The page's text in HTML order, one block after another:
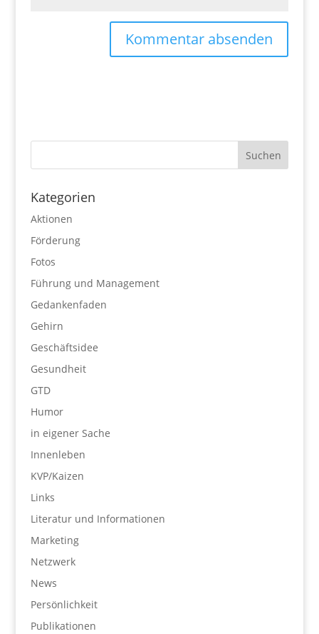
Kategorien
Aktionen
Förderung
Fotos
Führung und Management
Gedankenfaden
Gehirn
Geschäftsidee
Gesundheit
GTD
Humor
in eigener Sache
Innenleben
KVP/Kaizen
Links
Literatur und Informationen
Marketing
Netzwerk
News
Persönlichkeit
Publikationen